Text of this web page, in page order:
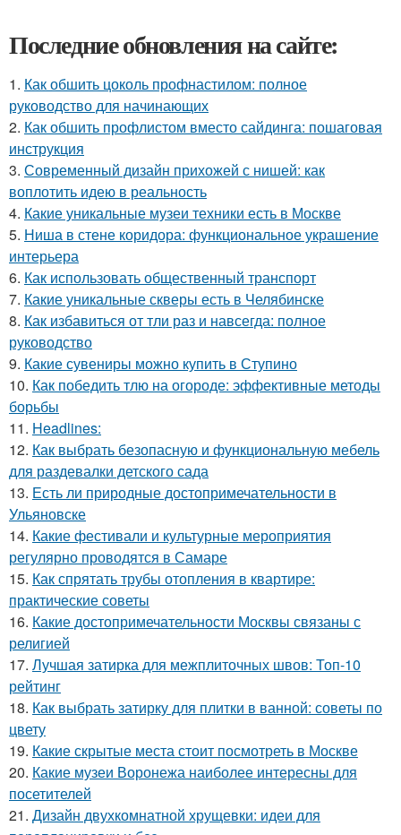
Последние обновления на сайте:
1. Как обшить цоколь профнастилом: полное
руководство для начинающих
2. Как обшить профлистом вместо сайдинга: пошаговая
инструкция
3. Современный дизайн прихожей с нишей: как
воплотить идею в реальность
4. Какие уникальные музеи техники есть в Москве
5. Ниша в стене коридора: функциональное украшение
интерьера
6. Как использовать общественный транспорт
7. Какие уникальные скверы есть в Челябинске
8. Как избавиться от тли раз и навсегда: полное
руководство
9. Какие сувениры можно купить в Ступино
10. Как победить тлю на огороде: эффективные методы
борьбы
11. Headlines:
12. Как выбрать безопасную и функциональную мебель
для раздевалки детского сада
13. Есть ли природные достопримечательности в
Ульяновске
14. Какие фестивали и культурные мероприятия
регулярно проводятся в Самаре
15. Как спрятать трубы отопления в квартире:
практические советы
16. Какие достопримечательности Москвы связаны с
религией
17. Лучшая затирка для межплиточных швов: Топ-10
рейтинг
18. Как выбрать затирку для плитки в ванной: советы по
цвету
19. Какие скрытые места стоит посмотреть в Москве
20. Какие музеи Воронежа наиболее интересны для
посетителей
21. Дизайн двухкомнатной хрущевки: идеи для